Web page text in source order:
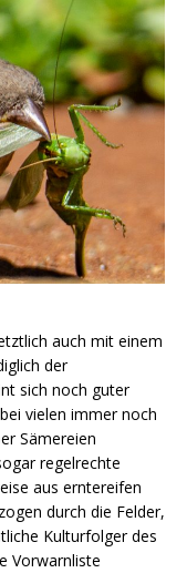
auch mit einem
der
sich noch guter
vielen immer noch
Sämereien
regelrechte
aus erntereifen
durch die Felder,
Kulturfolger des
Vorwarnliste